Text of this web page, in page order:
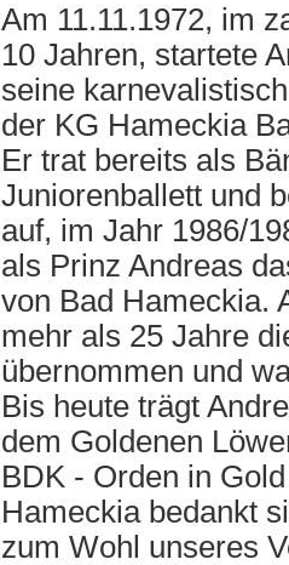
Am 11.11.1972, im
10 Jahren, startete
seine
der KG Hameckia
Er trat bereits als
Juniorenballett und
auf, im Jahr 1986/
als Prinz Andreas
von Bad Hameckia.
mehr als 25 Jahre
übernommen und
Bis heute trägt
dem Goldenen
BDK - Orden in
Hameckia bedankt
zum Wohl unseres